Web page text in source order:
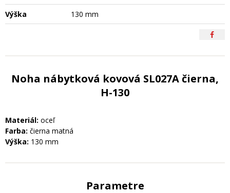
Výška
130 mm
Noha nábytková kovová SL027A čierna,
H-130
Materiál: oceľ
Farba: čierna matná
Výška: 130 mm
Parametre